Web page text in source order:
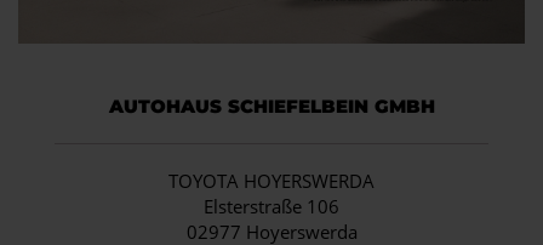
AUTOHAUS SCHIEFELBEIN GMBH
TOYOTA HOYERSWERDA
Elsterstraße 106
02977 Hoyerswerda